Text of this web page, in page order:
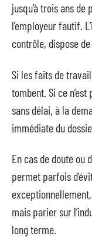
jusqu’à trois ans de
l’employeur fautif.
contrôle, dispose
Si les faits de
tombent. Si ce
sans délai, à la
immédiate du
En cas de doute ou
permet parfois
mais parier sur
long terme.